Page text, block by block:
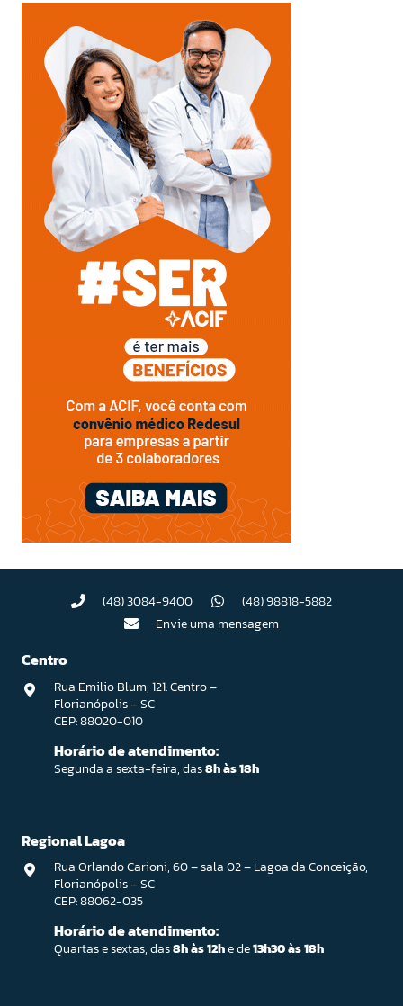
(48) 3084-9400
(48) 98818-5882
Envie uma mensagem
Centro
Rua Emilio Blum, 121. Centro –
Florianópolis – SC
CEP: 88020-010
Horário de atendimento:
Segunda a sexta-feira, das8h às 18h
Regional Lagoa
Rua Orlando Carioni, 60 – sala 02 – Lagoa da Conceição,
Florianópolis – SC
CEP: 88062-035
Horário de atendimento:
Quartas e sextas, das8h às 12he de13h30 às 18h